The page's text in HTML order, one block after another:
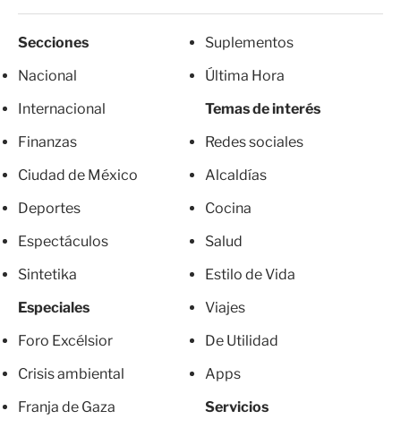
Secciones
Nacional
Internacional
Finanzas
Ciudad de México
Deportes
Espectáculos
Sintetika
Especiales
Foro Excélsior
Crisis ambiental
Franja de Gaza
Suplementos
Última Hora
Temas de interés
Redes sociales
Alcaldías
Cocina
Salud
Estilo de Vida
Viajes
De Utilidad
Apps
Servicios